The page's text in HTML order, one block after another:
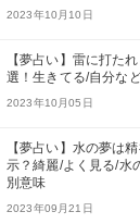
2023年10月10日
【夢占い】雷に打た
選！生きてる/自分な
2023年10月05日
【夢占い】水の夢は
示？綺麗/よく見る/水
別意味
2023年09月21日